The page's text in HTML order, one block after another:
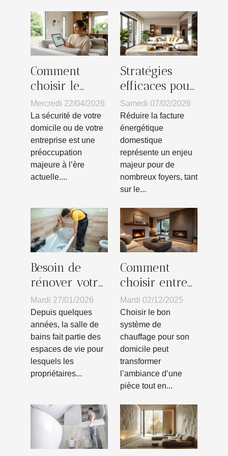
Comment
choisir le
système de
sécurité
adapté à vos
besoins ?
Mercredi 22/04/2026
La sécurité de votre
domicile ou de votre
entreprise est une
préoccupation
majeure à l’ère
actuelle....
Stratégies
efficaces pour
minimiser
votre facture
énergétique
domestique
Samedi 07/02/2026
Réduire la facture
énergétique
domestique
représente un enjeu
majeur pour de
nombreux foyers, tant
sur le...
Besoin de
rénover votre
salle de bain ?
A Bordeaux,
contactez
Micazza !
Mardi 27/01/2026
Depuis quelques
années, la salle de
bains fait partie des
espaces de vie pour
lesquels les
propriétaires...
Comment
choisir entre
une cheminée
à bois ou à
gaz pour
votre domicile
?
Mardi 02/12/2025
Choisir le bon
système de
chauffage pour son
domicile peut
transformer
l’ambiance d’une
pièce tout en...